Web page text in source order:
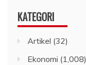
KATEGORI
Artikel (32)
Ekonomi (1,008)